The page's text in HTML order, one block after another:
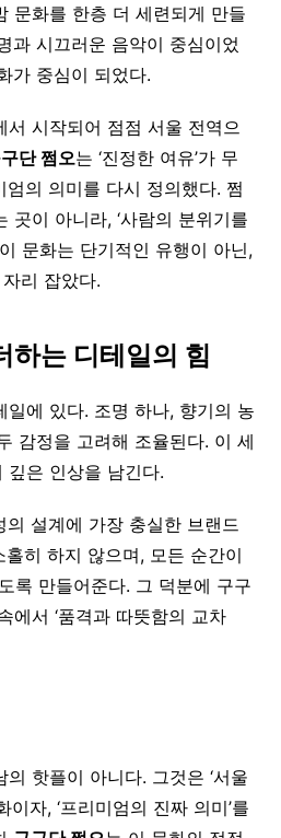
문화를 한층 더 세련되게 만들
과 시끄러운 음악이 중심이었
가 중심이 되었다.
서 시작되어 점점 서울 전역으
단쩜오는 ‘진정한 여유’가 무
의 의미를 다시 정의했다. 쩜
곳이 아니라, ‘사람의 분위기를
문화는 단기적인 유행이 아닌,
리 잡았다.
하는 디테일의 힘
일에 있다. 조명 하나, 향기의 농
감정을 고려해 조율된다. 이 세
깊은 인상을 남긴다.
의 설계에 가장 충실한 브랜드
히 하지 않으며, 모든 순간이
록 만들어준다. 그 덕분에 구구
에서 ‘품격과 따뜻함의 교차
의 핫플이 아니다. 그것은 ‘서울
이자, ‘프리미엄의 진짜 의미’를